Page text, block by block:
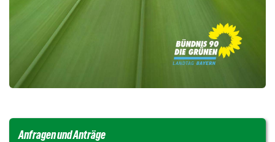
Anfragen und Anträge